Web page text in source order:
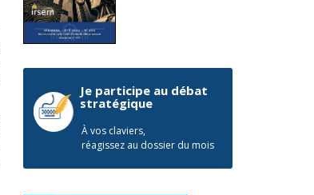
Je participe au débat
stratégique
À vos claviers,
réagissez au dossier du mois